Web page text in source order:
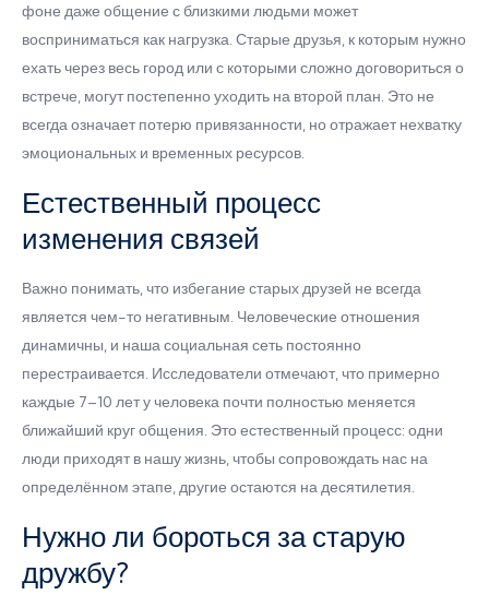
фоне даже общение с близкими людьми может
восприниматься как нагрузка. Старые друзья, к которым нужно
ехать через весь город или с которыми сложно договориться о
встрече, могут постепенно уходить на второй план. Это не
всегда означает потерю привязанности, но отражает нехватку
эмоциональных и временных ресурсов.
Естественный процесс
изменения связей
Важно понимать, что избегание старых друзей не всегда
является чем-то негативным. Человеческие отношения
динамичны, и наша социальная сеть постоянно
перестраивается. Исследователи отмечают, что примерно
каждые 7–10 лет у человека почти полностью меняется
ближайший круг общения. Это естественный процесс: одни
люди приходят в нашу жизнь, чтобы сопровождать нас на
определённом этапе, другие остаются на десятилетия.
Нужно ли бороться за старую
дружбу?